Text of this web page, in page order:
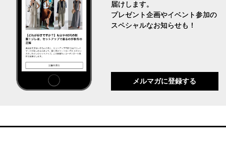
届けします。
プレゼント企画やイベント参加の
スペシャルなお知らせも！
メルマガに登録する